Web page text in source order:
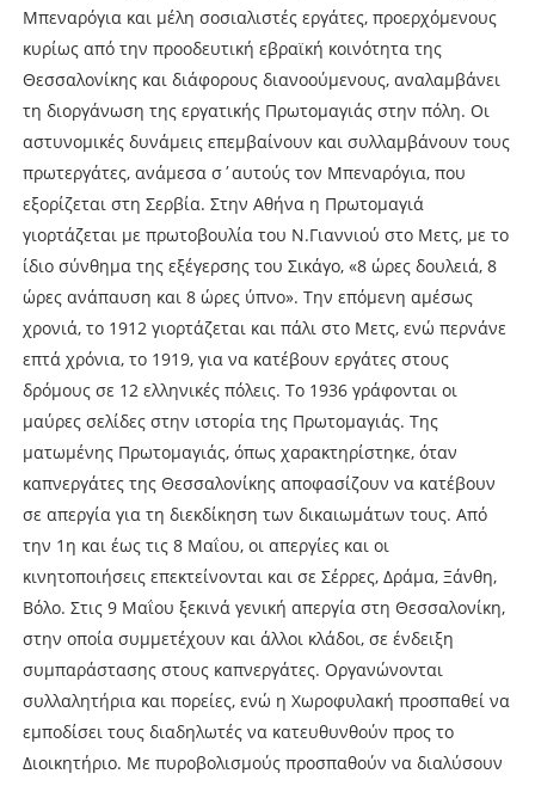
Μπεναρόγια και μέλη σοσιαλιστές εργάτες, προερχόμενους
κυρίως από την προοδευτική εβραϊκή κοινότητα της
Θεσσαλονίκης και διάφορους διανοούμενους, αναλαμβάνει
τη διοργάνωση της εργατικής Πρωτομαγιάς στην πόλη. Οι
αστυνομικές δυνάμεις επεμβαίνουν και συλλαμβάνουν τους
πρωτεργάτες, ανάμεσα σ΄αυτούς τον Μπεναρόγια, που
εξορίζεται στη Σερβία. Στην Αθήνα η Πρωτομαγιά
γιορτάζεται με πρωτοβουλία του Ν.Γιαννιού στο Μετς, με το
ίδιο σύνθημα της εξέγερσης του Σικάγο, «8 ώρες δουλειά, 8
ώρες ανάπαυση και 8 ώρες ύπνο». Την επόμενη αμέσως
χρονιά, το 1912 γιορτάζεται και πάλι στο Μετς, ενώ περνάνε
επτά χρόνια, το 1919, για να κατέβουν εργάτες στους
δρόμους σε 12 ελληνικές πόλεις. Το 1936 γράφονται οι
μαύρες σελίδες στην ιστορία της Πρωτομαγιάς. Της
ματωμένης Πρωτομαγιάς, όπως χαρακτηρίστηκε, όταν
καπνεργάτες της Θεσσαλονίκης αποφασίζουν να κατέβουν
σε απεργία για τη διεκδίκηση των δικαιωμάτων τους. Από
την 1η και έως τις 8 Μαΐου, οι απεργίες και οι
κινητοποιήσεις επεκτείνονται και σε Σέρρες, Δράμα, Ξάνθη,
Βόλο. Στις 9 Μαΐου ξεκινά γενική απεργία στη Θεσσαλονίκη,
στην οποία συμμετέχουν και άλλοι κλάδοι, σε ένδειξη
συμπαράστασης στους καπνεργάτες. Οργανώνονται
συλλαλητήρια και πορείες, ενώ η Χωροφυλακή προσπαθεί να
εμποδίσει τους διαδηλωτές να κατευθυνθούν προς το
Διοικητήριο. Με πυροβολισμούς προσπαθούν να διαλύσουν